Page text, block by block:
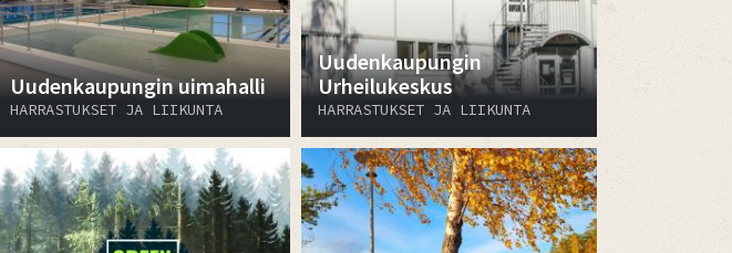
Uudenkaupungin uimahalli
HARRASTUKSET JA LIIKUNTA
Uudenkaupungin
Urheilukeskus
HARRASTUKSET JA LIIKUNTA